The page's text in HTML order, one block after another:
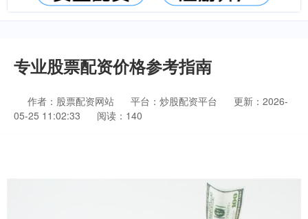
专业股票配资价格参考指南
作者：股票配资网站 平台：炒股配资平台
更新：2026-
05-25 11:02:33
阅读：140